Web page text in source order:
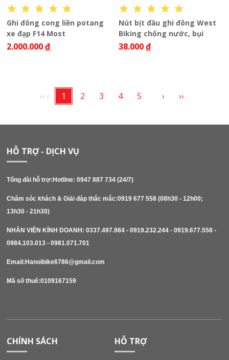
Ghi đông cong liền potang
xe đạp F14 Most
2.000.000đ
Nút bịt đầu ghi đông West
Biking chống nước, bụi
38.000đ
‹‹ ‹ 1 2 3 4 5 › ››
HỖ TRỢ - DỊCH VỤ
Tổng đài hỗ trợ:Hotline: 0947 887 734 (24/7)
Chăm sóc khách & Giải đáp thắc mắc:0919 677 558 (08h30 - 12h00;
13h30 - 21h30)
NHÂN VIÊN KÍNH DOANH: 0337.497.984 - 0919.232.244 - 0919.677.558 -
0984.103.013 - 0981.071.701
Email:Hanoibike6786@gmail.com
Mã số thuế:0109167159
CHÍNH SÁCH HỖ TRỢ